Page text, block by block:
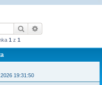
t
i
Hledat
1 z 1
19:31:50